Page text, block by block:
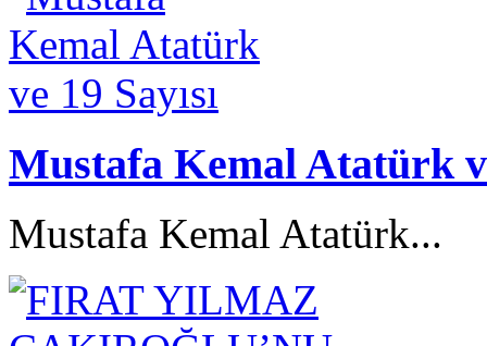
Mustafa Kemal Atatürk
Mustafa Kemal Atatürk...